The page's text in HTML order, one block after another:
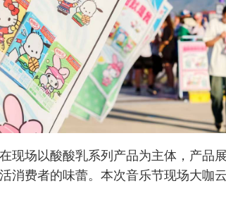
现场以酸酸乳系列产品为主体，产
消费者的味蕾。本次音乐节现场大